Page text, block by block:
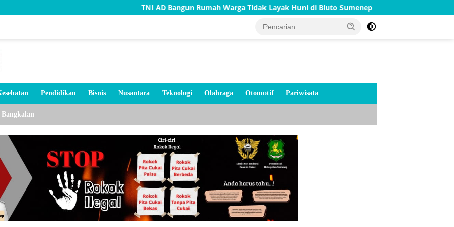
TNI AD Bangun Rumah Warga Tidak Layak Huni di Bluto Sumenep Merah Putih Menyala di
Pendidikan Bisnis Nusantara Teknologi Olahraga Otomotif Pariwisata
Bangkalan